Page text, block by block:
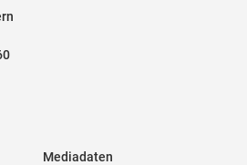
Mediadaten